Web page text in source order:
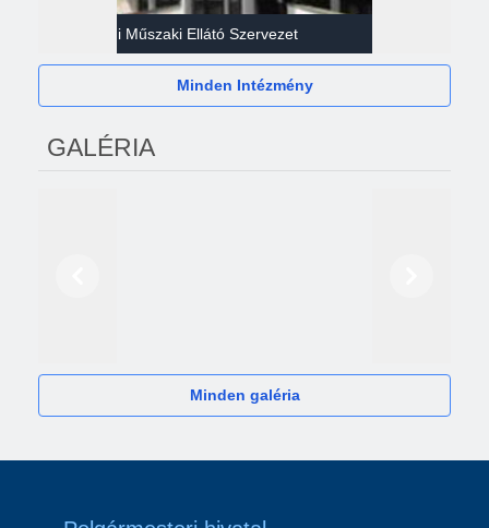
Gazdasági Műszaki Ellátó Szervezet
Minden Intézmény
GALÉRIA
Minden galéria